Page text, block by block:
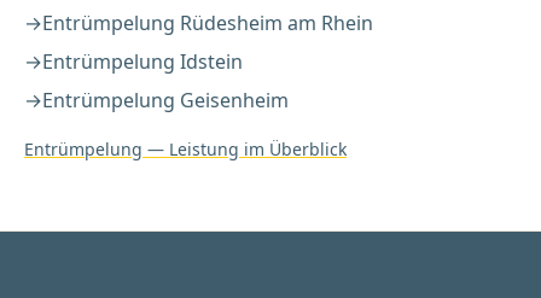
→Entrümpelung Rüdesheim am Rhein
→Entrümpelung Idstein
→Entrümpelung Geisenheim
Entrümpelung — Leistung im Überblick